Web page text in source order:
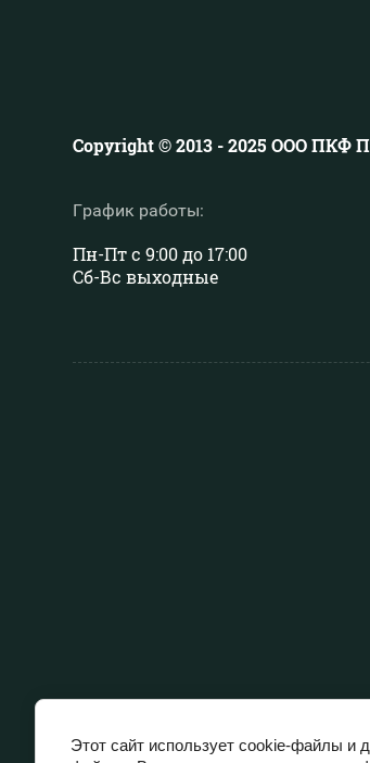
Copyright © 2013 - 2025 ООО ПКФ
График работы:
Пн-Пт с 9:00 до 17:00
Сб-Вс выходные
Этот сайт использует cookie-файлы и